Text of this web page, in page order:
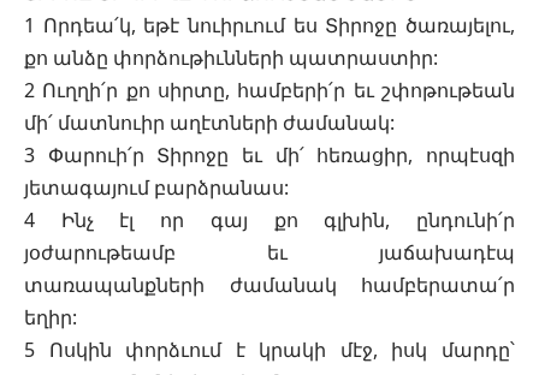
1 Որդեա՛կ, եթէ նուիրւում ես Տիրոջը ծառայելու,
քո անձը փորձութիւնների պատրաստիր:
2 Ուղղի՛ր քո սիրտը, համբերի՛ր եւ շփոթութեան
մի՛ մատնուիր աղէտների ժամանակ:
3 Փարուի՛ր Տիրոջը եւ մի՛ հեռացիր, որպէսզի
յետագայում բարձրանաս:
4 Ինչ էլ որ գայ քո գլխին, ընդունի՛ր
յօժարութեամբ եւ յաճախադէպ
տառապանքների ժամանակ համբերատա՛ր
եղիր:
5 Ոսկին փորձւում է կրակի մէջ, իսկ մարդը՝